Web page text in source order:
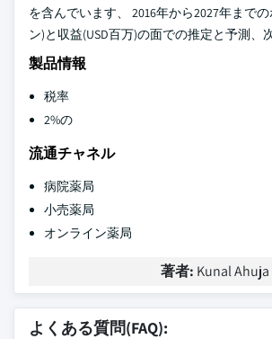
を含んでいます、 2016年から2027年まで
ン)と収益(USD百万)の面での推定と予測、
製品情報
税率
2%の
流通チャネル
病院薬局
小売薬局
オンライン薬局
著者: Kunal
よくある質問(FAQ):